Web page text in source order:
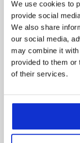
We use cookies to
provide social
We also share
our social media,
may combine it
provided to them or
of their services.
Race